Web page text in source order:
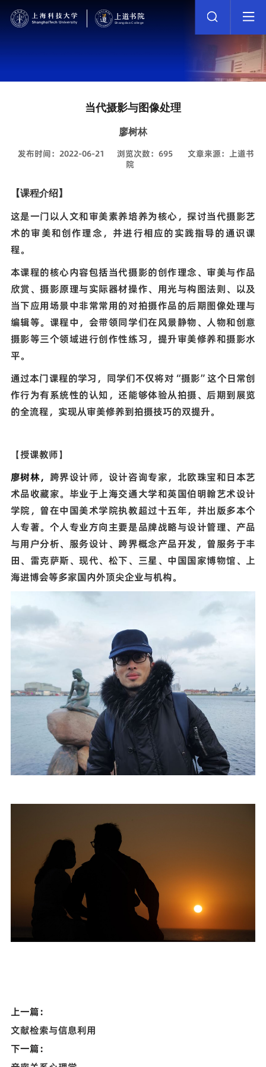
当代摄影与图像处理
廖树林
发布时间：2022-06-21 浏览次数：695
文章来源：上道书
院
【课程介绍】
这是一门以人文和审美素养培养为核心，探讨当代摄影艺
术的审美和创作理念，并进行相应的实践指导的通识课
程。
本课程的核心内容包括当代摄影的创作理念、审美与作品
欣赏、摄影原理与实际器材操作、用光与构图法则、以及
当下应用场景中非常常用的对拍摄作品的后期图像处理与
编辑等。课程中，会带领同学们在风景静物、人物和创意
摄影等三个领域进行创作性练习，提升审美修养和摄影水
平。
通过本门课程的学习，同学们不仅将对 “摄影”这个日常创
作行为有系统性的认知，还能够体验从拍摄、后期到展览
的全流程，实现从审美修养到拍摄技巧的双提升。
【授课教师】
廖树林， 跨界设计师，设计咨询专家，北欧珠宝和日本艺
术品收藏家。毕业于上海交通大学和英国伯明翰艺术设计
学院，曾在中国美术学院执教超过十五年，并出版多本个
人专著。个人专业方向主要是品牌战略与设计管理、产品
与用户分析、服务设计、跨界概念产品开发，曾服务于丰
田、雷克萨斯、现代、松下、三星、中国国家博物馆、上
海进博会等多家国内外顶尖企业与机构。
上一篇：
文献检索与信息利用
下一篇：